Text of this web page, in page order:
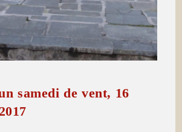
samedi de vent, 16